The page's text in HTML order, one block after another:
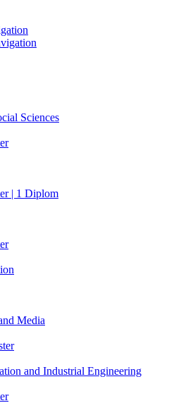
Sciences
| 1 Diplom
Media
and Industrial Engineering